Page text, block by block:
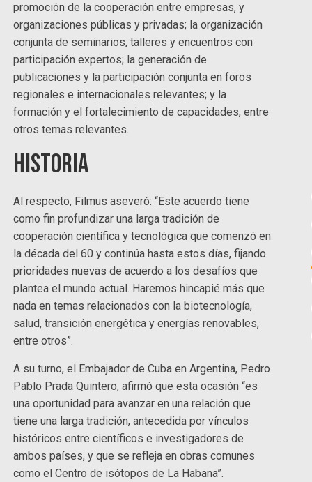
promoción de la cooperación entre empresas, y
organizaciones públicas y privadas; la organización
conjunta de seminarios, talleres y encuentros con
participación expertos; la generación de
publicaciones y la participación conjunta en foros
regionales e internacionales relevantes; y la
formación y el fortalecimiento de capacidades, entre
otros temas relevantes.
Historia
Al respecto, Filmus aseveró: “Este acuerdo tiene
como fin profundizar una larga tradición de
cooperación científica y tecnológica que comenzó en
la década del 60 y continúa hasta estos días, fijando
prioridades nuevas de acuerdo a los desafíos que
plantea el mundo actual. Haremos hincapié más que
nada en temas relacionados con la biotecnología,
salud, transición energética y energías renovables,
entre otros”.
A su turno, el Embajador de Cuba en Argentina, Pedro
Pablo Prada Quintero, afirmó que esta ocasión “es
una oportunidad para avanzar en una relación que
tiene una larga tradición, antecedida por vínculos
históricos entre científicos e investigadores de
ambos países, y que se refleja en obras comunes
como el Centro de isótopos de La Habana”.